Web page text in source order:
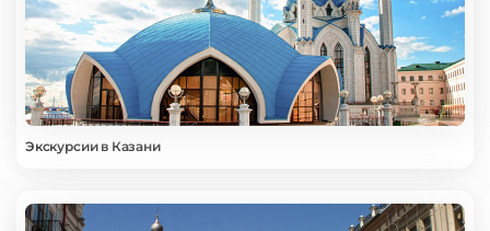
Экскурсии в Казани